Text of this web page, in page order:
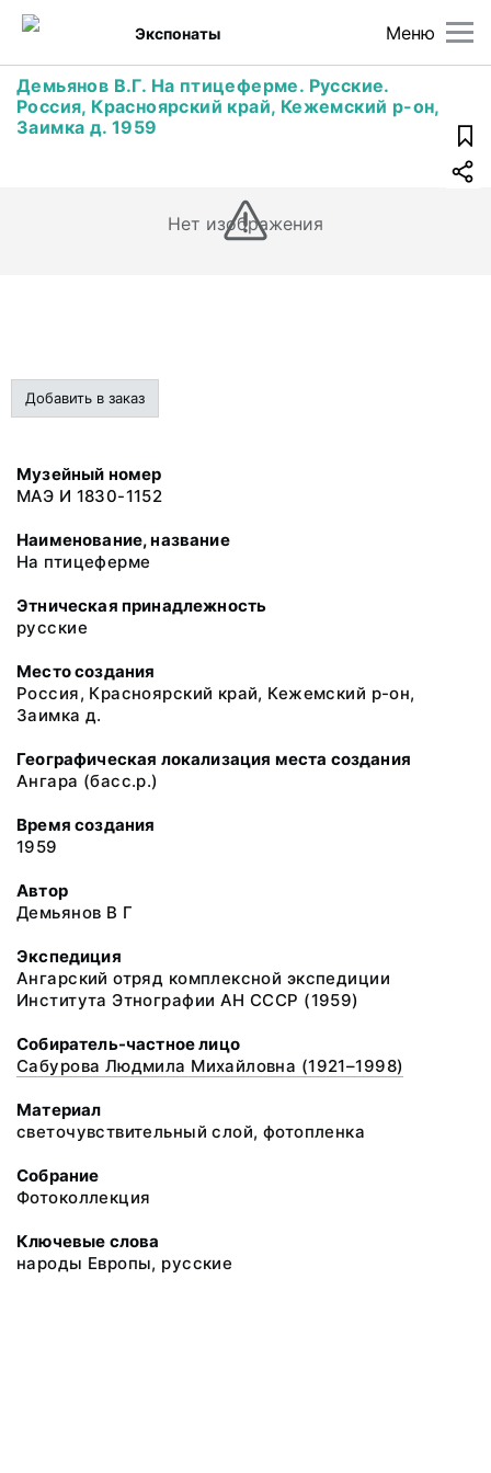
Меню
Экспонаты
Демьянов В.Г. На птицеферме. Русские.
Россия, Красноярский край, Кежемский р-он,
Заимка д. 1959
Нет изображения
Добавить в заказ
Музейный номер
МАЭ И 1830-1152
Наименование, название
На птицеферме
Этническая принадлежность
русские
Место создания
Россия, Красноярский край, Кежемский р-он,
Заимка д.
Географическая локализация места создания
Ангара (басс.р.)
Время создания
1959
Автор
Демьянов В Г
Экспедиция
Ангарский отряд комплексной экспедиции
Института Этнографии АН СССР (1959)
Собиратель-частное лицо
Сабурова Людмила Михайловна (1921–1998)
Материал
светочувствительный слой, фотопленка
Собрание
Фотоколлекция
Ключевые слова
народы Европы, русские